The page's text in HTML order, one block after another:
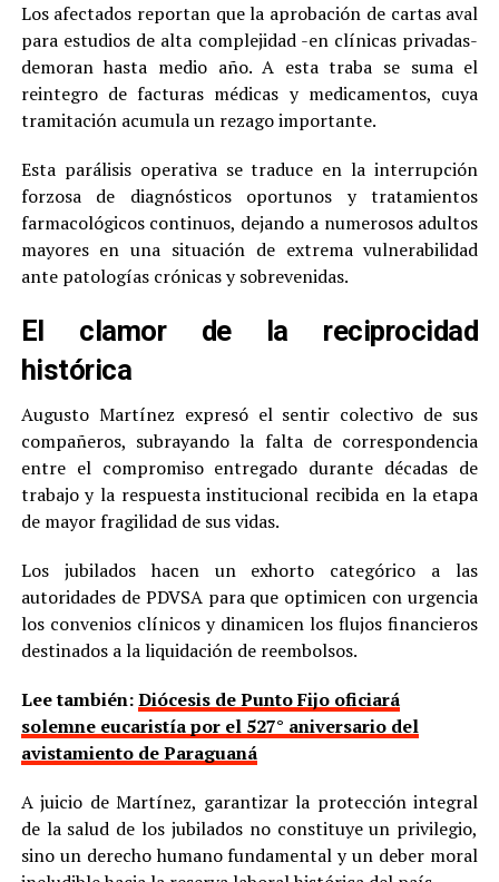
Los afectados reportan que la aprobación de cartas aval
para estudios de alta complejidad -en clínicas privadas-
demoran hasta medio año. A esta traba se suma el
reintegro de facturas médicas y medicamentos, cuya
tramitación acumula un rezago importante.
Esta parálisis operativa se traduce en la interrupción
forzosa de diagnósticos oportunos y tratamientos
farmacológicos continuos, dejando a numerosos adultos
mayores en una situación de extrema vulnerabilidad
ante patologías crónicas y sobrevenidas.
El clamor de la reciprocidad
histórica
Augusto Martínez expresó el sentir colectivo de sus
compañeros, subrayando la falta de correspondencia
entre el compromiso entregado durante décadas de
trabajo y la respuesta institucional recibida en la etapa
de mayor fragilidad de sus vidas.
Los jubilados hacen un exhorto categórico a las
autoridades de PDVSA para que optimicen con urgencia
los convenios clínicos y dinamicen los flujos financieros
destinados a la liquidación de reembolsos.
Lee también:Diócesis de Punto Fijo oficiará
solemne eucaristía por el 527° aniversario del
avistamiento de Paraguaná
A juicio de Martínez, garantizar la protección integral
de la salud de los jubilados no constituye un privilegio,
sino un derecho humano fundamental y un deber moral